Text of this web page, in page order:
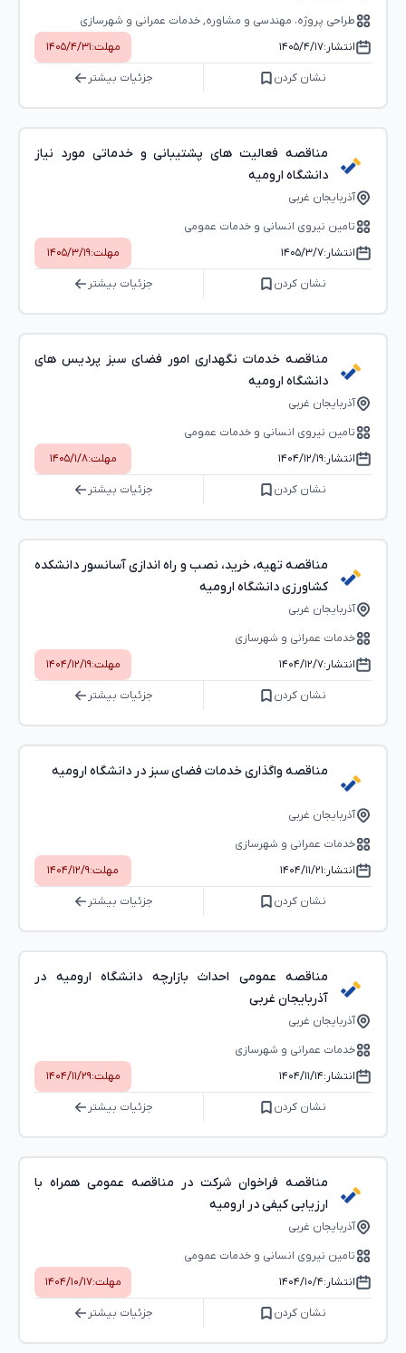
طراحی پروژه، مهندسی و مشاوره, خدمات عمرانی و شهرسازی
انتشار:۱۴۰۵/۴/۱۷ مهلت:۱۴۰۵/۴/۳۱
نشان کردن جزئیات بیشتر
مناقصه فعالیت های پشتیبانی و خدماتی مورد نیاز
دانشگاه ارومیه
آذربایجان غربی
تامین نیروی انسانی و خدمات عمومی
انتشار:۱۴۰۵/۳/۷ مهلت:۱۴۰۵/۳/۱۹
نشان کردن جزئیات بیشتر
مناقصه خدمات نگهداری امور فضای سبز پردیس های
دانشگاه ارومیه
آذربایجان غربی
تامین نیروی انسانی و خدمات عمومی
انتشار:۱۴۰۴/۱۲/۱۹ مهلت:۱۴۰۵/۱/۸
نشان کردن جزئیات بیشتر
مناقصه تهیه، خرید، نصب و راه اندازی آسانسور دانشکده
کشاورزی دانشگاه ارومیه
آذربایجان غربی
خدمات عمرانی و شهرسازی
انتشار:۱۴۰۴/۱۲/۷ مهلت:۱۴۰۴/۱۲/۱۹
نشان کردن جزئیات بیشتر
مناقصه واگذاری خدمات فضای سبز در دانشگاه ارومیه
آذربایجان غربی
خدمات عمرانی و شهرسازی
انتشار:۱۴۰۴/۱۱/۲۱ مهلت:۱۴۰۴/۱۲/۹
نشان کردن جزئیات بیشتر
مناقصه عمومی احداث بازارچه دانشگاه ارومیه در
آذربایجان غربی
آذربایجان غربی
خدمات عمرانی و شهرسازی
انتشار:۱۴۰۴/۱۱/۱۴ مهلت:۱۴۰۴/۱۱/۲۹
نشان کردن جزئیات بیشتر
مناقصه فراخوان شرکت در مناقصه عمومی همراه با
ارزیابی کیفی در ارومیه
آذربایجان غربی
تامین نیروی انسانی و خدمات عمومی
انتشار:۱۴۰۴/۱۰/۴ مهلت:۱۴۰۴/۱۰/۱۷
نشان کردن جزئیات بیشتر